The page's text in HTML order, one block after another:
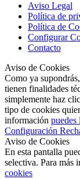
Aviso Legal
Política de
Política de
Configurar
Contacto
Aviso de Cookies
Como ya
tienen finalidades
simplemente haz
tipo de cookies
información puedes
Configuración
Aviso de Cookies
En esta pantalla
selectiva. Para más
cookies